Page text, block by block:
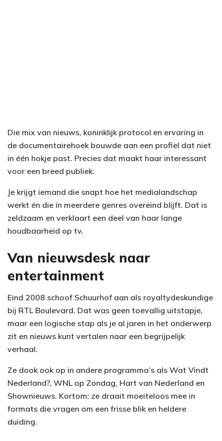
Die mix van nieuws, koninklijk protocol en ervaring in
de documentairehoek bouwde aan een profiel dat niet
in één hokje past. Precies dat maakt haar interessant
voor een breed publiek.
Je krijgt iemand die snapt hoe het medialandschap
werkt én die in meerdere genres overeind blijft. Dat is
zeldzaam en verklaart een deel van haar lange
houdbaarheid op tv.
Van nieuwsdesk naar
entertainment
Eind 2008 schoof Schuurhof aan als royaltydeskundige
bij RTL Boulevard. Dat was geen toevallig uitstapje,
maar een logische stap als je al jaren in het onderwerp
zit en nieuws kunt vertalen naar een begrijpelijk
verhaal.
Ze dook ook op in andere programma’s als Wat Vindt
Nederland?, WNL op Zondag, Hart van Nederland en
Shownieuws. Kortom: ze draait moeiteloos mee in
formats die vragen om een frisse blik en heldere
duiding.